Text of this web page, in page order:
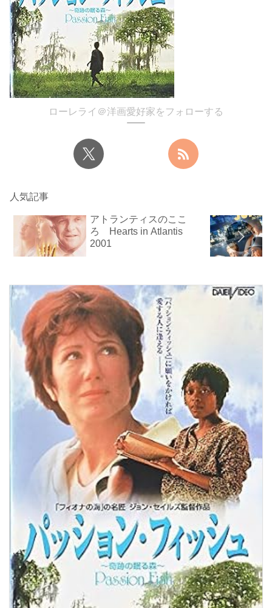
ローレライ＠洋画愛好家をフォローする
人気記事
アトランティスのここ
ろ Hearts in Atlantis
2001